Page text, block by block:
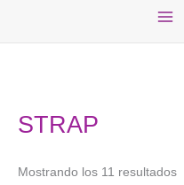
STRAP
Mostrando los 11 resultados